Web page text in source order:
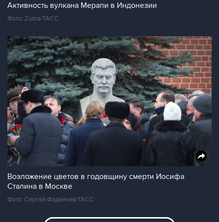
Активность вулкана Мерапи в Индонезии
Фото: Zuma/ТАСС
Возложение цветов в годовщину смерти Иосифа
Сталина в Москве
Фото: Сергей Фадеичев/ТАСС